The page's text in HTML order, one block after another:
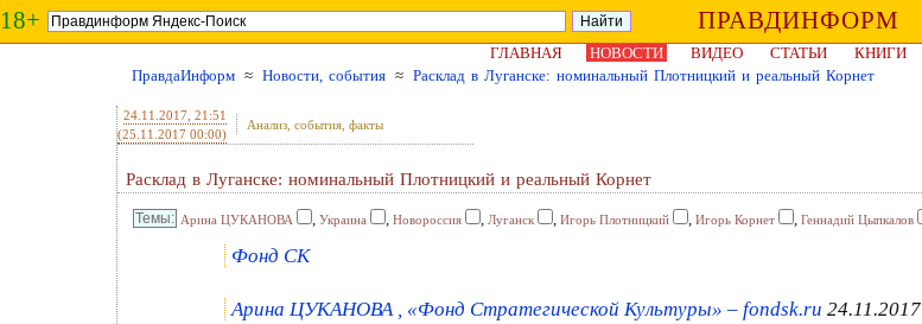
18+ ПРАВДИНФОРМ
ГЛАВНАЯ
НОВОСТИ ВИДЕО СТАТЬИ КНИГИ
ПравдаИнформ ≈ Новости, события ≈ Расклад в Луганске: номинальный Плотницкий и реальный Корнет
24.11.2017 , 21:51
(25.11.2017 00:00)
Анализ, события, факты
Расклад в Луганске: номинальный Плотницкий и реальный Корнет
Арина ЦУКАНОВА , Украина , Новороссия , Луганск , Игорь Плотницкий , Игорь Корнет , Геннадий Цыпкалов
Фонд СК
Арина ЦУКАНОВА , «Фонд Стратегической Культуры» – fondsk.ru 24.11.2017